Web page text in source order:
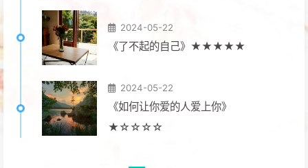
2024-05-22
《了不起的自己》★★★★★
2024-05-22
《如何让你爱的人爱上你》
★☆☆☆☆